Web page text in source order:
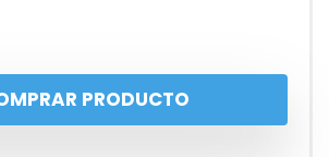
PRODUCTO